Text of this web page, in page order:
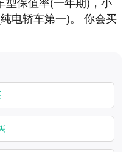
型保值率(一年期)，小
电轿车第一)。 你会买